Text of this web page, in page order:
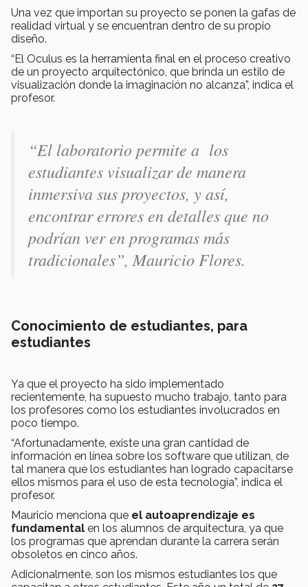
Una vez que importan su proyecto se ponen la gafas de
realidad virtual y se encuentran dentro de su propio
diseño.
“El Oculus es la herramienta final en el proceso creativo
de un proyecto arquitectónico, que brinda un estilo de
visualización donde la imaginación no alcanza”, indica el
profesor.
“El laboratorio permite a los
estudiantes visualizar de manera
inmersiva sus proyectos, y así,
encontrar errores en detalles que no
podrían ver en programas más
tradicionales”, Mauricio Flores.
Conocimiento de estudiantes, para
estudiantes
Ya que el proyecto ha sido implementado
recientemente, ha supuesto mucho trabajo, tanto para
los profesores como los estudiantes involucrados en
poco tiempo.
“Afortunadamente, existe una gran cantidad de
información en línea sobre los software que utilizan, de
tal manera que los estudiantes han logrado capacitarse
ellos mismos para el uso de esta tecnología”, indica el
profesor.
Mauricio menciona que el autoaprendizaje es
fundamental en los alumnos de arquitectura, ya que
los programas que aprendan durante la carrera serán
obsoletos en cinco años.
Adicionalmente, son los mismos estudiantes los que